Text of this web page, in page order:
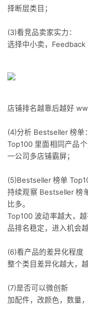
择断层类目；
(3)看竞品卖家实力：
选择中小卖，
店铺排名越靠后越好
(4)分析 Bestseller 榜单：
Top100 里面相同产品
一公司多店铺霸屏；
(5)Bestseller 榜单
持续观察 Bestseller 榜
比多。
Top100 波动率越大，
品排名稳定，进入机会
(6)看产品的差异化程度
整个类目差异化越大，
(7)是否可以微创新
加配件，改颜色，数量